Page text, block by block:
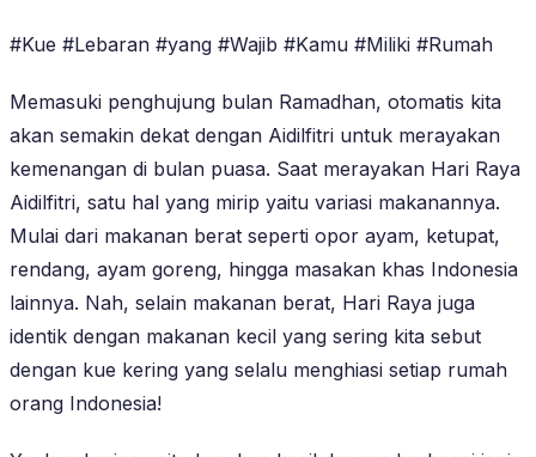
#Kue #Lebaran #yang #Wajib #Kamu #Miliki #Rumah
Memasuki penghujung bulan Ramadhan, otomatis kita
akan semakin dekat dengan Aidilfitri untuk merayakan
kemenangan di bulan puasa. Saat merayakan Hari Raya
Aidilfitri, satu hal yang mirip yaitu variasi makanannya.
Mulai dari makanan berat seperti opor ayam, ketupat,
rendang, ayam goreng, hingga masakan khas Indonesia
lainnya. Nah, selain makanan berat, Hari Raya juga
identik dengan makanan kecil yang sering kita sebut
dengan kue kering yang selalu menghiasi setiap rumah
orang Indonesia!